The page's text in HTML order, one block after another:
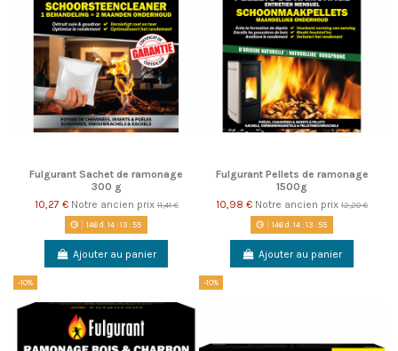
Fulgurant Sachet de ramonage
300 g
10,27 € Notre ancien prix11,41 €
146d. 14:13:55
Ajouter au panier
Fulgurant Pellets de ramonage
1500g
10,98 € Notre ancien prix 12,20 €
146d. 14:13:55
Ajouter au panier
-10% -10%